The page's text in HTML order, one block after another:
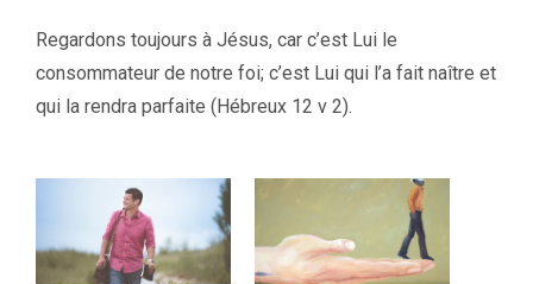
Regardons toujours à Jésus, car c’est Lui le
consommateur de notre foi; c’est Lui qui l’a fait naître et
qui la rendra parfaite (Hébreux 12 v 2).